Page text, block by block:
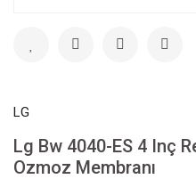
LG
Lg Bw 4040-ES 4 Inç
Ozmoz Membranı